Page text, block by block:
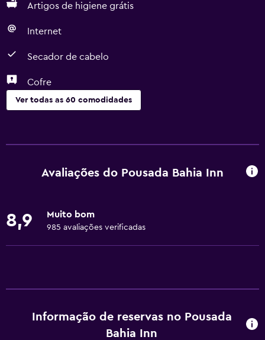
Artigos de higiene grátis
Internet
Secador de cabelo
Cofre
Ver todas as 60 comodidades
Wi-Fi gratuito
Toalhas
Ar-condicionado
Avaliações do Pousada Bahia Inn
8,9 Muito bom
985 avaliações verificadas
Informação de reservas no Pousada
Bahia Inn